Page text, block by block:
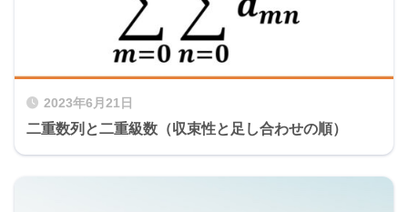
2023年6月21日
二重数列と二重級数（収束性と足し合わせの順）